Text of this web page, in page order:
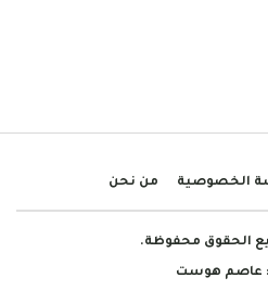
الخصوصية من نحن
عاصم هوست